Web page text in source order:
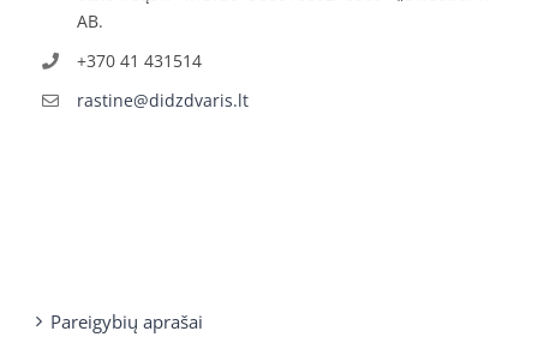
AB.
+370 41 431514
rastine@didzdvaris.lt
Pareigybių aprašai